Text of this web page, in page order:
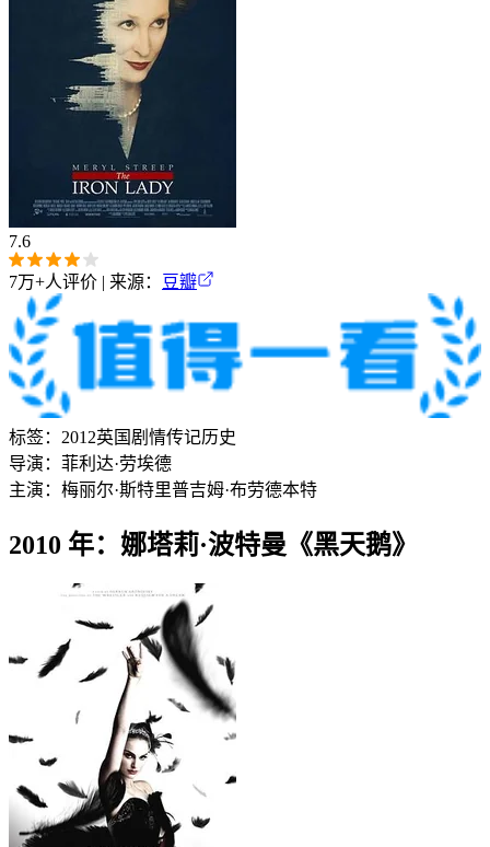
7.6
7万+人评价 | 来源： 豆瓣
标签： 2012英国 剧情传记历史
导演： 菲利达·劳埃德
主演： 梅丽尔·斯特里普吉姆·布劳德本特
2010 年：娜塔莉·波特曼《黑天鹅》